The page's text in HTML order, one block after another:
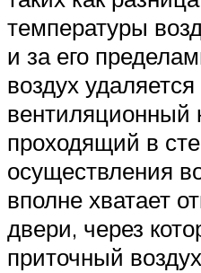
температуры
и за его
воздух удаляется
вентиляционный
проходящий в
осуществления
вполне хватает
двери, через
приточный